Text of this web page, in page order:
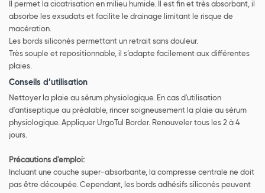
Il permet la cicatrisation en milieu humide. Il est fin et très absorbant, il
absorbe les exsudats et facilite le drainage limitant le risque de
macération.
Les bords siliconés permettant un retrait sans douleur.
Très souple et repositionnable, il s’adapte facilement aux différentes
plaies.
Conseils d’utilisation
Nettoyer la plaie au sérum physiologique. En cas d'utilisation
d'antiseptique au préalable, rincer soigneusement la plaie au sérum
physiologique. Appliquer UrgoTul Border. Renouveler tous les 2 à 4
jours.
Précautions d'emploi:
Incluant une couche super-absorbante, la compresse centrale ne doit
pas être découpée. Cependant, les bords adhésifs siliconés peuvent